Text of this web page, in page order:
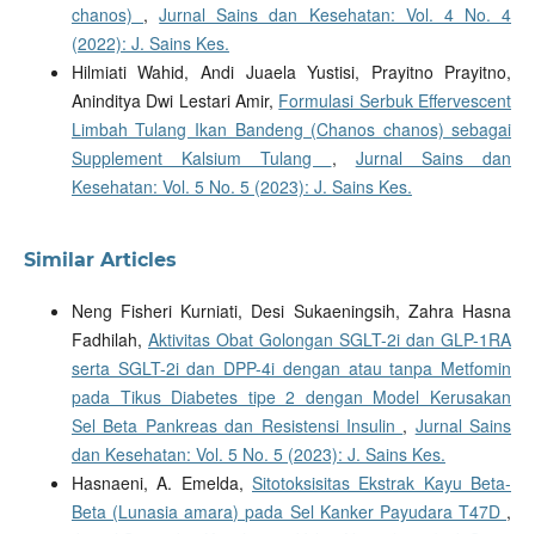
chanos) ,Jurnal Sains dan Kesehatan: Vol. 4 No. 4
(2022): J. Sains Kes.
Hilmiati Wahid, Andi Juaela Yustisi, Prayitno Prayitno,
Aninditya Dwi Lestari Amir, Formulasi Serbuk Effervescent
Limbah Tulang Ikan Bandeng (Chanos chanos) sebagai
Supplement Kalsium Tulang , Jurnal Sains dan
Kesehatan: Vol. 5 No. 5 (2023): J. Sains Kes.
Similar Articles
Neng Fisheri Kurniati, Desi Sukaeningsih, Zahra Hasna
Fadhilah, Aktivitas Obat Golongan SGLT-2i dan GLP-1RA
serta SGLT-2i dan DPP-4i dengan atau tanpa Metfomin
pada Tikus Diabetes tipe 2 dengan Model Kerusakan
Sel Beta Pankreas dan Resistensi Insulin , Jurnal Sains
dan Kesehatan: Vol. 5 No. 5 (2023): J. Sains Kes.
Hasnaeni, A. Emelda, Sitotoksisitas Ekstrak Kayu Beta-
Beta (Lunasia amara) pada Sel Kanker Payudara T47D ,